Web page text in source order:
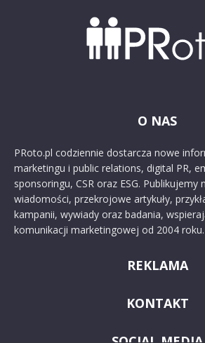
O NAS
PRoto.pl codziennie dostarcza nowe
marketingu i public relations, digital PR,
sponsoringu, CSR oraz ESG. Publikujemy
wiadomości, przekrojowe artykuły,
kampanii, wywiady oraz badania,
komunikacji marketingowej od 2004 roku.
REKLAMA
KONTAKT